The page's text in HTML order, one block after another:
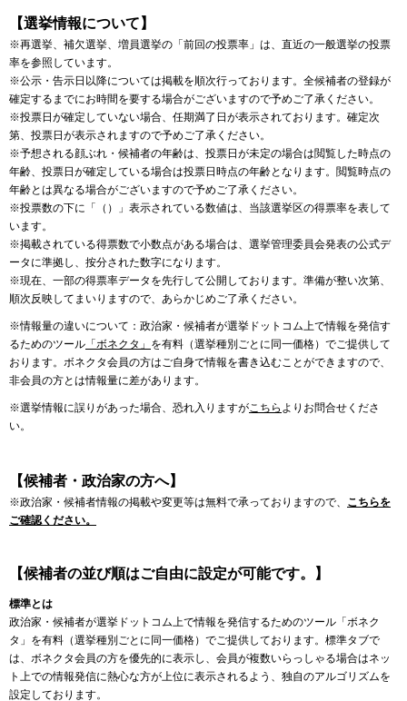
【選挙情報について】
※再選挙、補欠選挙、増員選挙の「前回の投票率」は、直近の一般選挙の投票
率を参照しています。
※公示・告示日以降については掲載を順次行っております。全候補者の登録が
確定するまでにお時間を要する場合がございますので予めご了承ください。
※投票日が確定していない場合、任期満了日が表示されております。確定次
第、投票日が表示されますので予めご了承ください。
※予想される顔ぶれ・候補者の年齢は、投票日が未定の場合は閲覧した時点の
年齢、投票日が確定している場合は投票日時点の年齢となります。閲覧時点の
年齢とは異なる場合がございますので予めご了承ください。
※投票数の下に「（）」表示されている数値は、当該選挙区の得票率を表して
います。
※掲載されている得票数で小数点がある場合は、選挙管理委員会発表の公式デ
ータに準拠し、按分された数字になります。
※現在、一部の得票率データを先行して公開しております。準備が整い次第、
順次反映してまいりますので、あらかじめご了承ください。
※情報量の違いについて：政治家・候補者が選挙ドットコム上で情報を発信す
るためのツール 「ボネクタ」 を有料（選挙種別ごとに同一価格）でご提供して
おります。ボネクタ会員の方はご自身で情報を書き込むことができますので、
非会員の方とは情報量に差があります。
※選挙情報に誤りがあった場合、恐れ入りますがこちら よりお問合せくださ
い。
【候補者・政治家の方へ】
※政治家・候補者情報の掲載や変更等は無料で承っておりますので、 こちらを
ご確認ください。
【候補者の並び順はご自由に設定が可能です。】
標準とは
政治家・候補者が選挙ドットコム上で情報を発信するためのツール「ボネク
タ」を有料（選挙種別ごとに同一価格）でご提供しております。標準タブで
は、ボネクタ会員の方を優先的に表示し、会員が複数いらっしゃる場合はネッ
ト上での情報発信に熱心な方が上位に表示されるよう、独自のアルゴリズムを
設定しております。